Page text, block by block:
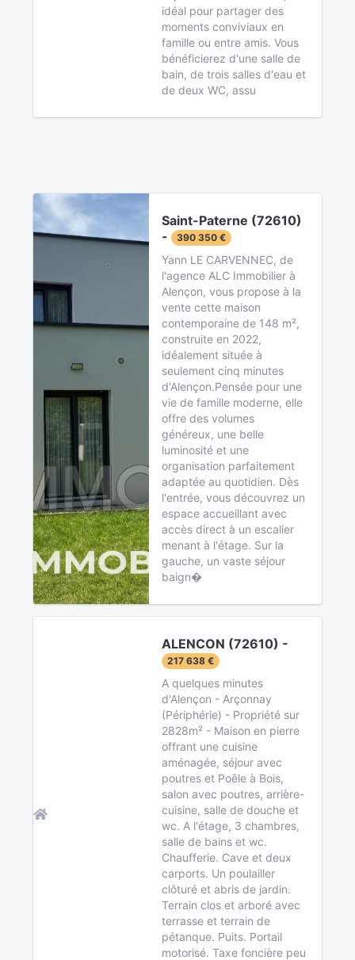
idéal pour partager des
moments conviviaux en
famille ou entre amis. Vous
bénéficierez d'une salle de
bain, de trois salles d'eau et
de deux WC, assu
Saint-Paterne (72610)
-
390 350 €
Yann LE CARVENNEC, de
l'agence ALC Immobilier à
Alençon, vous propose à la
vente cette maison
contemporaine de 148 m²,
construite en 2022,
idéalement située à
seulement cinq minutes
d'Alençon.Pensée pour une
vie de famille moderne, elle
offre des volumes
généreux, une belle
luminosité et une
organisation parfaitement
adaptée au quotidien. Dès
l'entrée, vous découvrez un
espace accueillant avec
accès direct à un escalier
menant à l'étage. Sur la
gauche, un vaste séjour
baign�
ALENCON (72610) -
217 638 €
A quelques minutes
d'Alençon - Arçonnay
(Périphérie) - Propriété sur
2828m² - Maison en pierre
offrant une cuisine
aménagée, séjour avec
poutres et Poêle à Bois,
salon avec poutres, arrière-
cuisine, salle de douche et
wc. A l'étage, 3 chambres,
salle de bains et wc.
Chaufferie. Cave et deux
carports. Un poulailler
clôturé et abris de jardin.
Terrain clos et arboré avec
terrasse et terrain de
pétanque. Puits. Portail
motorisé. Taxe foncière peu